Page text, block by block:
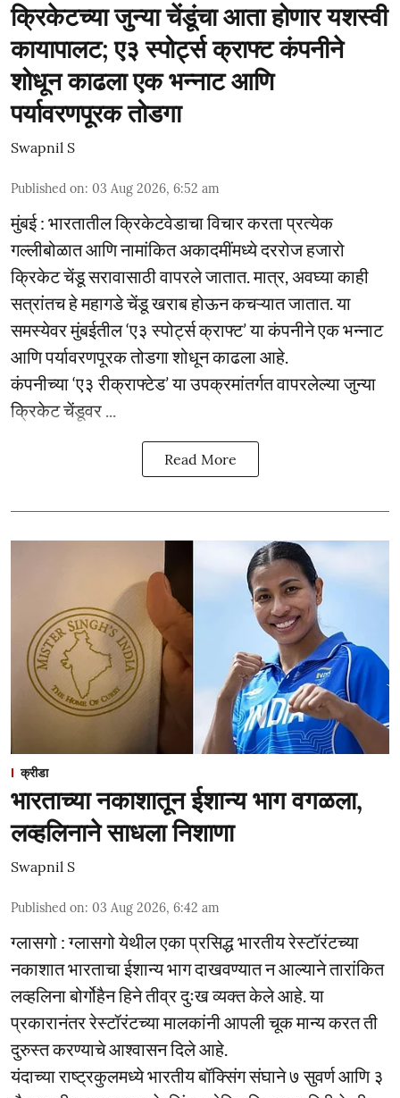
क्रिकेटच्या जुन्या चेंडूंचा आता होणार यशस्वी
कायापालट; ए३ स्पोर्ट्स क्राफ्ट कंपनीने
शोधून काढला एक भन्नाट आणि
पर्यावरणपूरक तोडगा
Swapnil S
Published on: 03 Aug 2026, 6:52 am
मुंबई : भारतातील क्रिकेटवेडाचा विचार करता प्रत्येक
गल्लीबोळात आणि नामांकित अकादमींमध्ये दररोज हजारो
क्रिकेट चेंडू सरावासाठी वापरले जातात. मात्र, अवघ्या काही
सत्रांतच हे महागडे चेंडू खराब होऊन कचऱ्यात जातात. या
समस्येवर मुंबईतील ‘ए३ स्पोर्ट्स क्राफ्ट’ या कंपनीने एक भन्नाट
आणि पर्यावरणपूरक तोडगा शोधून काढला आहे.
कंपनीच्या ‘ए३ रीक्राफ्टेड’ या उपक्रमांतर्गत वापरलेल्या जुन्या
क्रिकेट चेंडूवर ...
Read More
क्रीडा
भारताच्या नकाशातून ईशान्य भाग वगळला,
लव्हलिनाने साधला निशाणा
Swapnil S
Published on: 03 Aug 2026, 6:42 am
ग्लासगो : ग्लासगो येथील एका प्रसिद्ध भारतीय रेस्टॉरंटच्या
नकाशात भारताचा ईशान्य भाग दाखवण्यात न आल्याने तारांकित
लव्हलिना बोर्गोहैन हिने तीव्र दुःख व्यक्त केले आहे. या
प्रकारानंतर रेस्टॉरंटच्या मालकांनी आपली चूक मान्य करत ती
दुरुस्त करण्याचे आश्वासन दिले आहे.
यंदाच्या राष्ट्रकुलमध्ये भारतीय बॉक्सिंग संघाने ७ सुवर्ण आणि ३